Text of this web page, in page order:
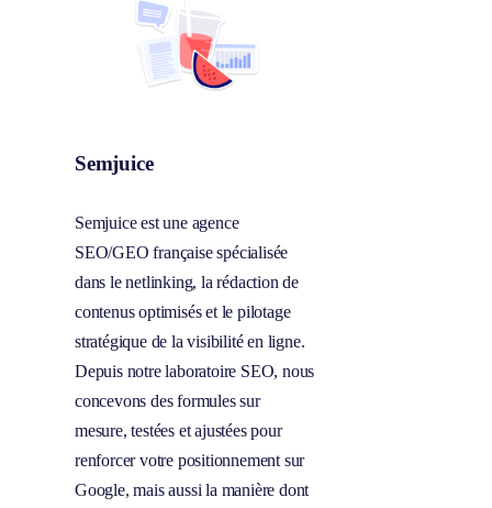
Semjuice
Semjuice est une agence
SEO/GEO française spécialisée
dans le netlinking, la rédaction de
contenus optimisés et le pilotage
stratégique de la visibilité en ligne.
Depuis notre laboratoire SEO, nous
concevons des formules sur
mesure, testées et ajustées pour
renforcer votre positionnement sur
Google, mais aussi la manière dont